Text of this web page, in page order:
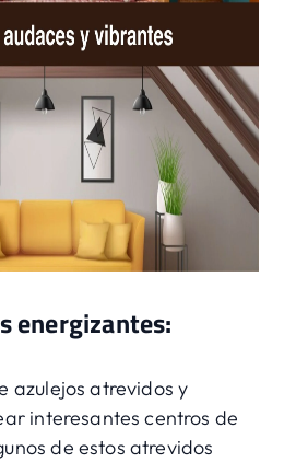
energizantes:
azulejos atrevidos y
interesantes centros de
de estos atrevidos